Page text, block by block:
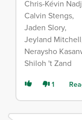
Chris-Kévin
Calvin Stengs,
Jaden Slory,
Jeyland
Neraysho
Shiloh 't Zand
1